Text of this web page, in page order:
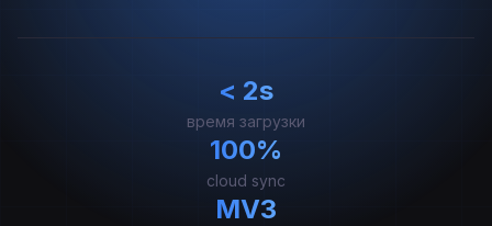
< 2s
время загрузки
100%
cloud sync
MV3